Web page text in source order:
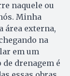
naquele ou
Minha
área externa,
na
em um
drenagem é